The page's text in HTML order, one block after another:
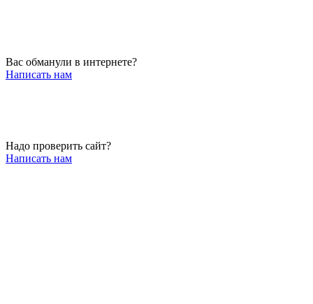
Вас обманули в интернете?
Написать нам
Надо проверить сайт?
Написать нам